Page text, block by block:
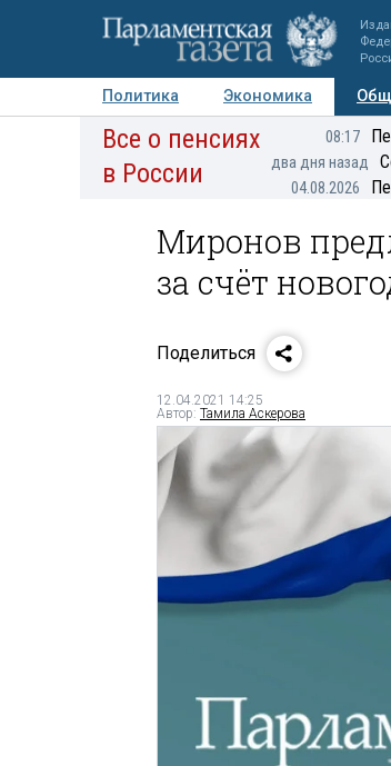
Политика Экономика
Авторы Персоны Мнения
Все о пенсиях
в России
08:17
два дня назад
04.08.2026
Миронов
за счёт
Поделиться
12.04.2021 14:25
Автор: Тамила Аскерова